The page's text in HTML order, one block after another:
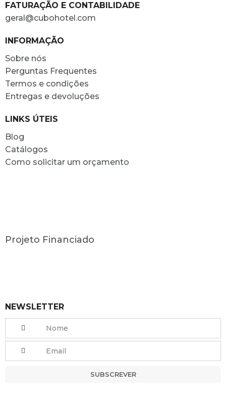
FATURAÇÃO E CONTABILIDADE
geral@cubohotel.com
INFORMAÇÃO
Sobre nós
Perguntas Frequentes
Termos e condições
Entregas e devoluções
LINKS ÚTEIS
Blog
Catálogos
Como solicitar um orçamento
Projeto Financiado
NEWSLETTER
SUBSCREVER